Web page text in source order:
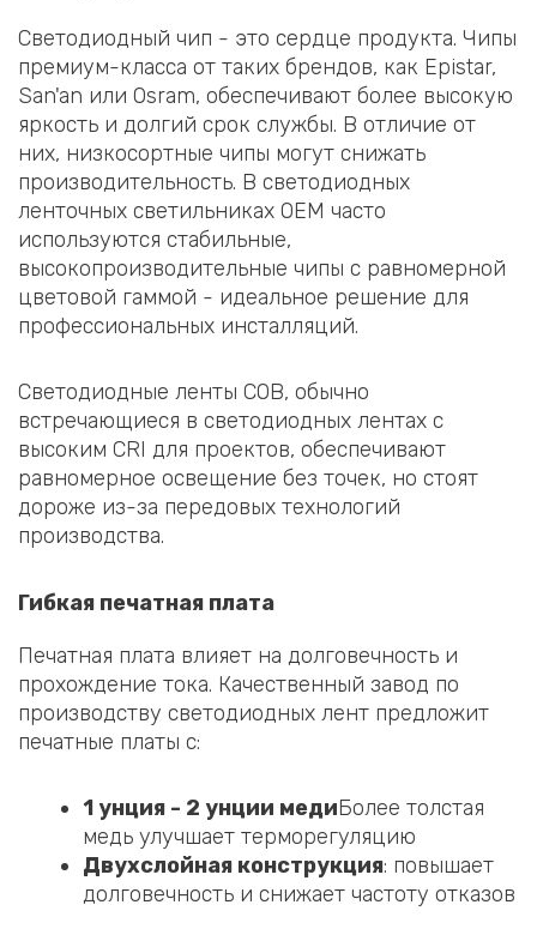
Светодиодный чип - это сердце продукта. Чипы
премиум-класса от таких брендов, как Epistar,
San'an или Osram, обеспечивают более высокую
яркость и долгий срок службы. В отличие от
них, низкосортные чипы могут снижать
производительность. В светодиодных
ленточных светильниках OEM часто
используются стабильные,
высокопроизводительные чипы с равномерной
цветовой гаммой - идеальное решение для
профессиональных инсталляций.
Светодиодные ленты COB, обычно
встречающиеся в светодиодных лентах с
высоким CRI для проектов, обеспечивают
равномерное освещение без точек, но стоят
дороже из-за передовых технологий
производства.
Гибкая печатная плата
Печатная плата влияет на долговечность и
прохождение тока. Качественный завод по
производству светодиодных лент предложит
печатные платы с:
1 унция - 2 унции медиБолее толстая
медь улучшает терморегуляцию
Двухслойная конструкция: повышает
долговечность и снижает частоту отказов